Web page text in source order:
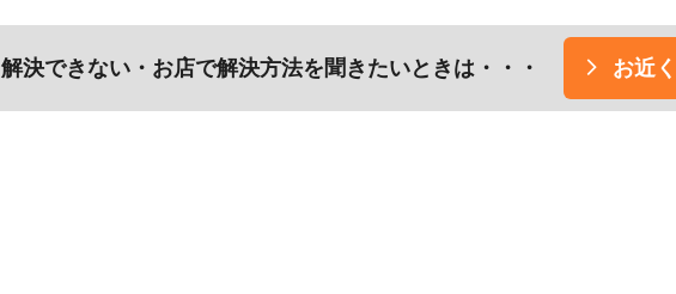
解決できない・お店で解決方法を聞きたいときは・・・ お近